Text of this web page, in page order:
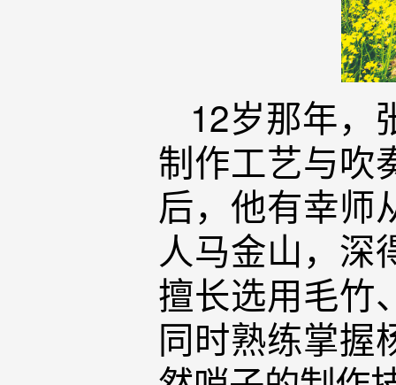
12岁那年，
制作工艺与吹
后，他有幸师
人马金山，深
擅长选用毛竹
同时熟练掌握